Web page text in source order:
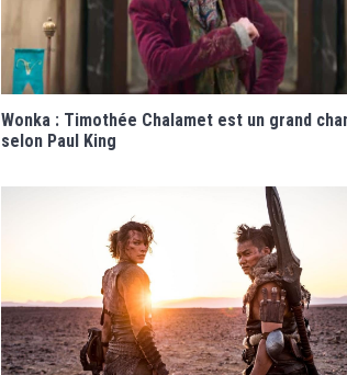
Wonka : Timothée Chalamet est un grand
selon Paul King